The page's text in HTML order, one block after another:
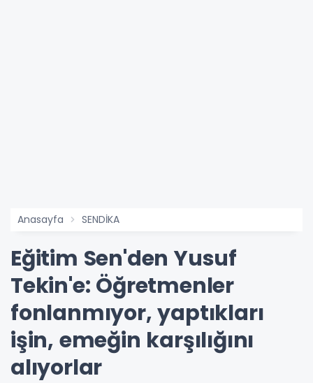
Anasayfa SENDİKA
Eğitim Sen'den Yusuf
Tekin'e: Öğretmenler
fonlanmıyor, yaptıkları
işin, emeğin karşılığını
alıyorlar